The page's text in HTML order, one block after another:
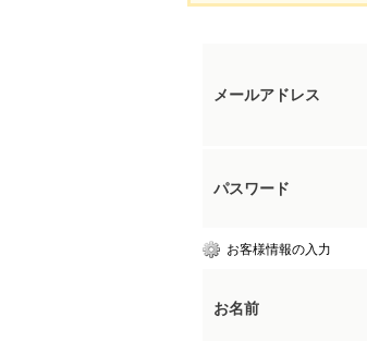
メールアドレス
パスワード
お客様情報の入力
お名前